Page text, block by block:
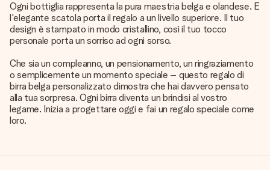
Ogni bottiglia rappresenta la pura maestria belga e olandese. E
l'elegante scatola porta il regalo a un livello superiore. Il tuo
design è stampato in modo cristallino, così il tuo tocco
personale porta un sorriso ad ogni sorso.
Che sia un compleanno, un pensionamento, un ringraziamento
o semplicemente un momento speciale – questo regalo di
birra belga personalizzato dimostra che hai davvero pensato
alla tua sorpresa. Ogni birra diventa un brindisi al vostro
legame. Inizia a progettare oggi e fai un regalo speciale come
loro.